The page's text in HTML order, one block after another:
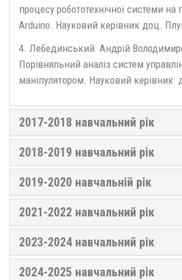
процесу робототехнічної системи на
Arduino. Науковий керівник доц.
4. Лебединський Андрій
Порівняльний аналіз систем
маніпулятором. Науковий керівник
2017-2018 навчальний рік
2018-2019 навчальний рік
2019-2020 навчальній рік
2021-2022 навчальний рік
2023-2024 навчальний рік
2024-2025 навчальний рік